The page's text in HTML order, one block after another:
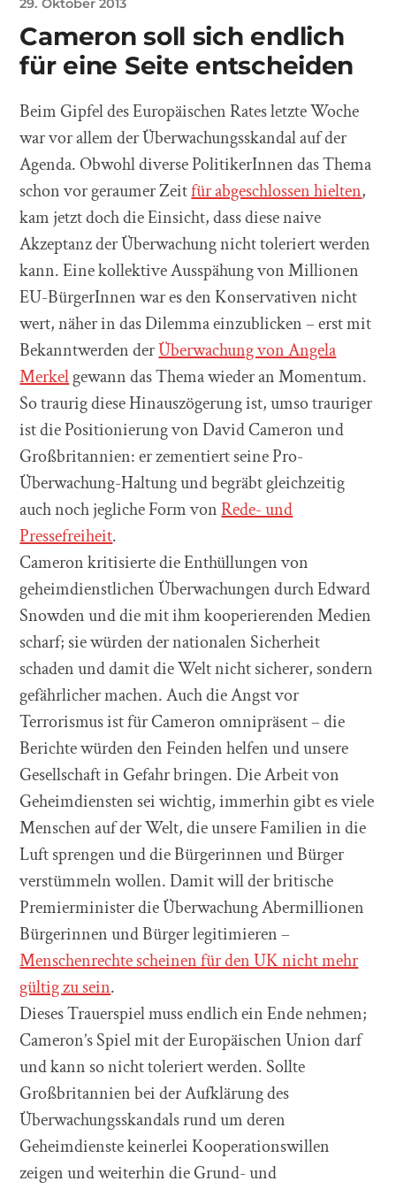
29. Oktober 2013
Cameron soll sich endlich
für eine Seite entscheiden
Beim Gipfel des Europäischen Rates letzte Woche
war vor allem der Überwachungsskandal auf der
Agenda. Obwohl diverse PolitikerInnen das Thema
schon vor geraumer Zeitfür abgeschlossen hielten,
kam jetzt doch die Einsicht, dass diese naive
Akzeptanz der Überwachung nicht toleriert werden
kann. Eine kollektive Ausspähung von Millionen
EU-BürgerInnen war es den Konservativen nicht
wert, näher in das Dilemma einzublicken – erst mit
Bekanntwerden derÜberwachung von Angela
Merkelgewann das Thema wieder an Momentum.
So traurig diese Hinauszögerung ist, umso trauriger
ist die Positionierung von David Cameron und
Großbritannien: er zementiert seine Pro-
Überwachung-Haltung und begräbt gleichzeitig
auch noch jegliche Form vonRede- und
Pressefreiheit.
Cameron kritisierte die Enthüllungen von
geheimdienstlichen Überwachungen durch Edward
Snowden und die mit ihm kooperierenden Medien
scharf; sie würden der nationalen Sicherheit
schaden und damit die Welt nicht sicherer, sondern
gefährlicher machen. Auch die Angst vor
Terrorismus ist für Cameron omnipräsent – die
Berichte würden den Feinden helfen und unsere
Gesellschaft in Gefahr bringen. Die Arbeit von
Geheimdiensten sei wichtig, immerhin gibt es viele
Menschen auf der Welt, die unsere Familien in die
Luft sprengen und die Bürgerinnen und Bürger
verstümmeln wollen. Damit will der britische
Premierminister die Überwachung Abermillionen
Bürgerinnen und Bürger legitimieren –
Menschenrechte scheinen für den UK nicht mehr
gültig zu sein.
Dieses Trauerspiel muss endlich ein Ende nehmen;
Cameron’s Spiel mit der Europäischen Union darf
und kann so nicht toleriert werden. Sollte
Großbritannien bei der Aufklärung des
Überwachungsskandals rund um deren
Geheimdienste keinerlei Kooperationswillen
zeigen und weiterhin die Grund- und